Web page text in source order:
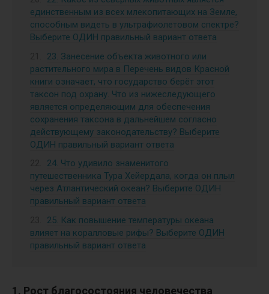
единственным из всех млекопитающих на Земле,
способным видеть в ультрафиолетовом спектре?
Выберите ОДИН правильный вариант ответа
23. Занесение объекта животного или
растительного мира в Перечень видов Красной
книги означает, что государство берёт этот
таксон под охрану. Что из нижеследующего
является определяющим для обеспечения
сохранения таксона в дальнейшем согласно
действующему законодательству? Выберите
ОДИН правильный вариант ответа
24. Что удивило знаменитого
путешественника Тура Хейердала, когда он плыл
через Атлантический океан? Выберите ОДИН
правильный вариант ответа
25. Как повышение температуры океана
влияет на коралловые рифы? Выберите ОДИН
правильный вариант ответа
1. Рост благосостояния человечества